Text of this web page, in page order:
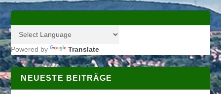
Powered by Translate
NEUESTE BEITRÄGE